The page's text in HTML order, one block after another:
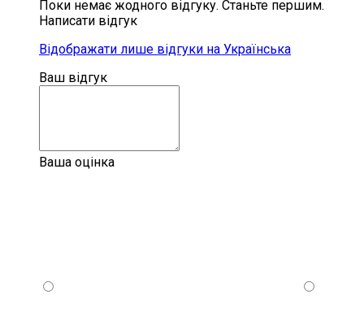
Поки немає жодного відгуку. Станьте першим.
Написати відгук
Відображати лише відгуки на Українська
Ваш відгук
Ваша оцінка